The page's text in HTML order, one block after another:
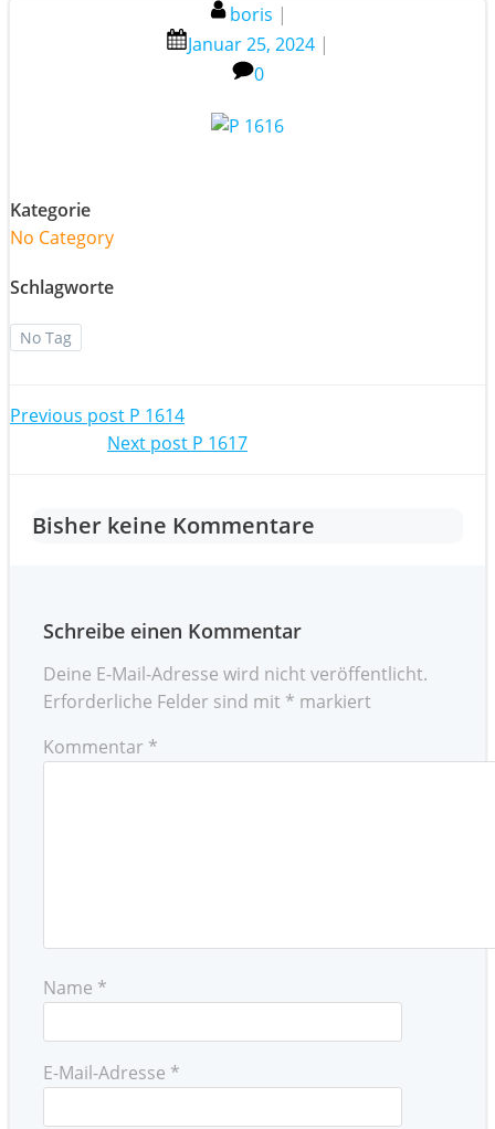
boris |
Januar 25, 2024 |
0
Kategorie
No Category
Schlagworte
No Tag
Post
Previous post P 1614
navigation
Next post P 1617
Bisher keine Kommentare
Schreibe einen Kommentar
Deine E-Mail-Adresse wird nicht veröffentlicht.
Erforderliche Felder sind mit * markiert
Kommentar *
Name *
E-Mail-Adresse *